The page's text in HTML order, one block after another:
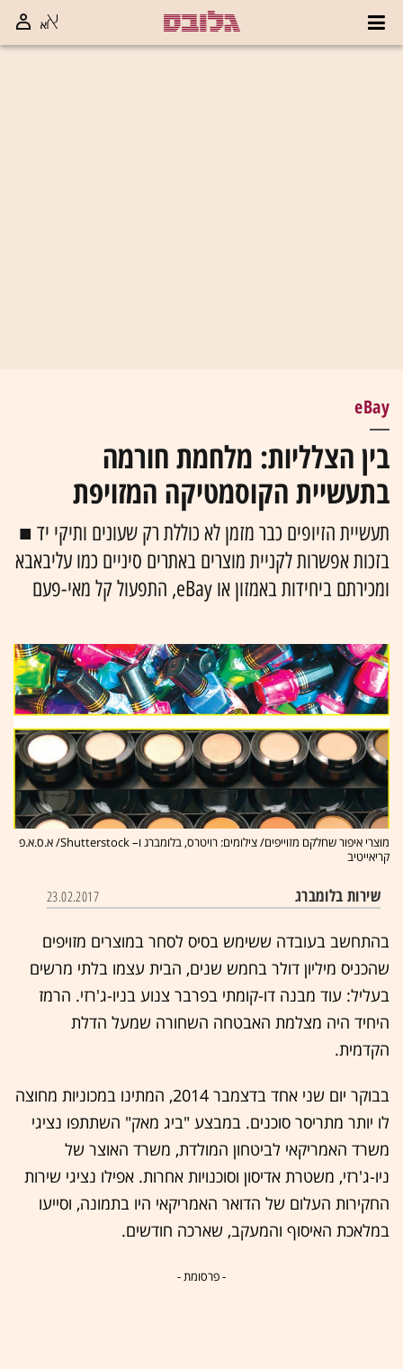
eBay
בין הצלליות: מלחמת חורמה
בתעשיית הקוסמטיקה המזויפת
תעשיית הזיופים כבר מזמן לא כוללת רק שעונים ותיקי יד ■
בזכות אפשרות לקניית מוצרים באתרים סיניים כמו עליבאבא
ומכירתם ביחידות באמזון או eBay, התפעול קל מאי-פעם
מוצרי איפור שחלקם מזוייפים/ צילומים: רויטרס, בלומברג ו– Shutterstock/ א.ס.א.פ
קריאייטיב
שירות בלומברג 23.02.2017
בהתחשב בעובדה ששימש בסיס לסחר במוצרים מזויפים
שהכניס מיליון דולר בחמש שנים, הבית עצמו בלתי מרשים
בעליל: עוד מבנה דו-קומתי בפרבר צנוע בניו-ג'רזי. הרמז
היחיד היה מצלמת האבטחה השחורה שמעל הדלת
הקדמית.
בבוקר יום שני אחד בדצמבר 2014, המתינו במכוניות מחוצה
לו יותר מתריסר סוכנים. במבצע "ביג מאק" השתתפו נציגי
משרד האמריקאי לביטחון המולדת, משרד האוצר של
ניו-ג'רזי, משטרת אדיסון וסוכנויות אחרות. אפילו נציגי שירות
החקירות העלום של הדואר האמריקאי היו בתמונה, וסייעו
במלאכת האיסוף והמעקב, שארכה חודשים.
- פרסומת -